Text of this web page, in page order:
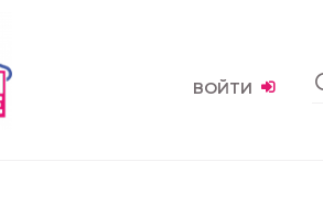
ВОЙТИ